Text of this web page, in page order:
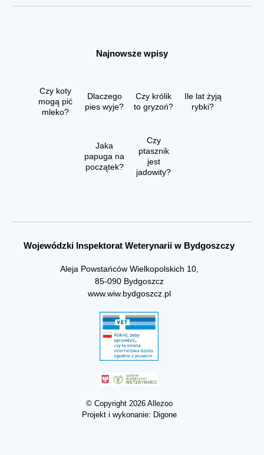
Najnowsze wpisy
Czy koty
mogą pić
mleko?
Dlaczego
pies wyje?
Czy królik
to gryzoń?
Ile lat żyją
rybki?
Jaka
papuga na
początek?
Czy
ptasznik
jest
jadowity?
Wojewódzki Inspektorat Weterynarii w Bydgoszczy
Aleja Powstańców Wielkopolskich 10,
85-090 Bydgoszcz
www.wiw.bydgoszcz.pl
© Copyright 2026 Allezoo
Projekt i wykonanie: Digone